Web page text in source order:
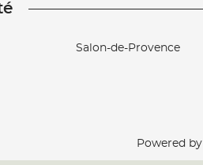
Salon-de-Provence
Powered by